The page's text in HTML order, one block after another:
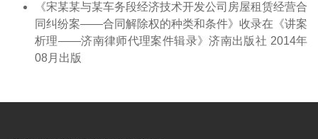
《宋某某与某车务段经济技术开发公司房屋租赁经营合
同纠纷案——合同解除权的种类和条件》收录在《讲案
析理——济南律师代理案件辑录》济南出版社 2014年
08月出版